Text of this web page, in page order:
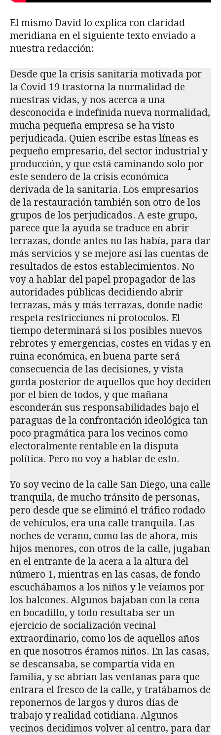
El mismo David lo explica con claridad
meridiana en el siguiente texto enviado a
nuestra redacción:
Desde que la crisis sanitaria motivada por
la Covid 19 trastorna la normalidad de
nuestras vidas, y nos acerca a una
desconocida e indefinida nueva normalidad,
mucha pequeña empresa se ha visto
perjudicada. Quien escribe estas líneas es
pequeño empresario, del sector industrial y
producción, y que está caminando solo por
este sendero de la crisis económica
derivada de la sanitaria. Los empresarios
de la restauración también son otro de los
grupos de los perjudicados. A este grupo,
parece que la ayuda se traduce en abrir
terrazas, donde antes no las había, para dar
más servicios y se mejore así las cuentas de
resultados de estos establecimientos. No
voy a hablar del papel propagador de las
autoridades públicas decidiendo abrir
terrazas, más y más terrazas, donde nadie
respeta restricciones ni protocolos. El
tiempo determinará si los posibles nuevos
rebrotes y emergencias, costes en vidas y en
ruina económica, en buena parte será
consecuencia de las decisiones, y vista
gorda posterior de aquellos que hoy deciden
por el bien de todos, y que mañana
esconderán sus responsabilidades bajo el
paraguas de la confrontación ideológica tan
poco pragmática para los vecinos como
electoralmente rentable en la disputa
política. Pero no voy a hablar de esto.
Yo soy vecino de la calle San Diego, una calle
tranquila, de mucho tránsito de personas,
pero desde que se eliminó el tráfico rodado
de vehículos, era una calle tranquila. Las
noches de verano, como las de ahora, mis
hijos menores, con otros de la calle, jugaban
en el entrante de la acera a la altura del
número 1, mientras en las casas, de fondo
escuchábamos a los niños y le veíamos por
los balcones. Algunos bajaban con la cena
en bocadillo, y todo resultaba ser un
ejercicio de socialización vecinal
extraordinario, como los de aquellos años
en que nosotros éramos niños. En las casas,
se descansaba, se compartía vida en
familia, y se abrían las ventanas para que
entrara el fresco de la calle, y tratábamos de
reponernos de largos y duros días de
trabajo y realidad cotidiana. Algunos
vecinos decidimos volver al centro, para dar